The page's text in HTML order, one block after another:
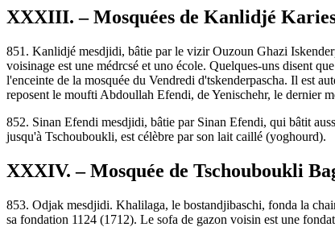
XXXIII. – Mosquées de Kanlidjé
851. Kanlidjé mesdjidi, bâtie par le vizir Ouzoun Ghazi
voisinage est une médrcsé et uno école. Quelques-uns disent
l'enceinte de la mosquée du Vendredi d'tskenderpascha. Il est
reposent le moufti Abdoullah Efendi, de Yenischehr, le dernier
852. Sinan Efendi mesdjidi, bâtie par Sinan Efendi, qui bâtit
jusqu'à Tschouboukli, est célèbre par son lait caillé (yoghourd).
XXXIV. – Mosquée de Tschouboukli
853. Odjak mesdjidi. Khalilaga, le bostandjibaschi, fonda la
sa fondation 1124 (1712). Le sofa de gazon voisin est une